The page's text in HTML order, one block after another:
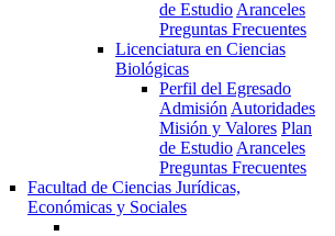
de Estudio Aranceles
Preguntas Frecuentes
Licenciatura en Ciencias
Biológicas
Perfil del Egresado
Admisión Autoridades
Misión y Valores Plan
de Estudio Aranceles
Preguntas Frecuentes
Facultad de Ciencias Jurídicas,
Económicas y Sociales